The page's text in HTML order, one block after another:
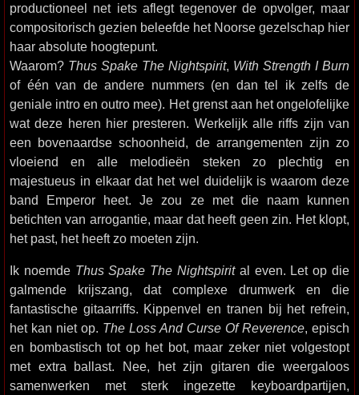
productioneel net iets aflegt tegenover de opvolger, maar
compositorisch gezien beleefde het Noorse gezelschap hier
haar absolute hoogtepunt.
Waarom? Thus Spake The Nightspirit, With Strength I Burn
of één van de andere nummers (en dan tel ik zelfs de
geniale intro en outro mee). Het grenst aan het ongelofelijke
wat deze heren hier presteren. Werkelijk alle riffs zijn van
een bovenaardse schoonheid, de arrangementen zijn zo
vloeiend en alle melodieën steken zo plechtig en
majestueus in elkaar dat het wel duidelijk is waarom deze
band Emperor heet. Je zou ze met die naam kunnen
betichten van arrogantie, maar dat heeft geen zin. Het klopt,
het past, het heeft zo moeten zijn.
Ik noemde Thus Spake The Nightspirital even. Let op die
galmende krijszang, dat complexe drumwerk en die
fantastische gitaarriffs. Kippenvel en tranen bij het refrein,
het kan niet op. The Loss And Curse Of Reverence, episch
en bombastisch tot op het bot, maar zeker niet volgestopt
met extra ballast. Nee, het zijn gitaren die weergaloos
samenwerken met sterk ingezette keyboardpartijen,